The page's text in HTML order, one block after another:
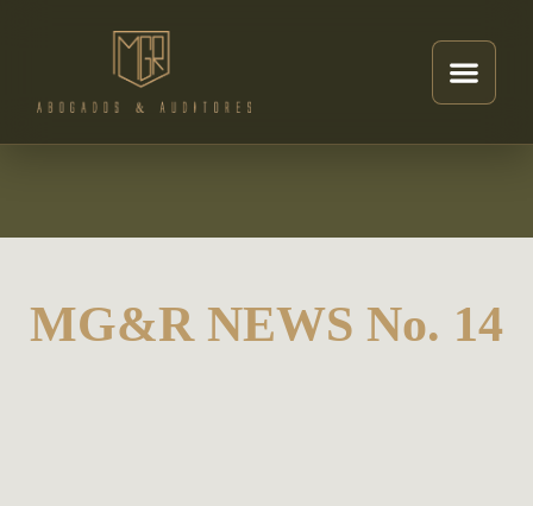
MG&R NEWS No. 14